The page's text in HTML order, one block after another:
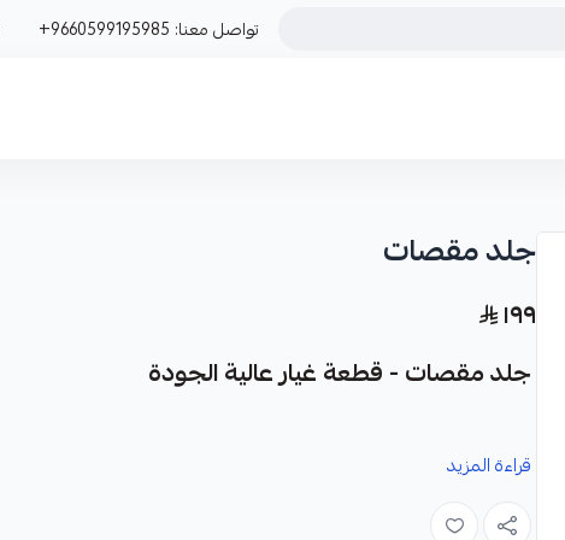
تواصل معنا: +9660599195985
جلد مقصات
١٩٩
جلد مقصات - قطعة غيار عالية الجودة
قراءة المزيد